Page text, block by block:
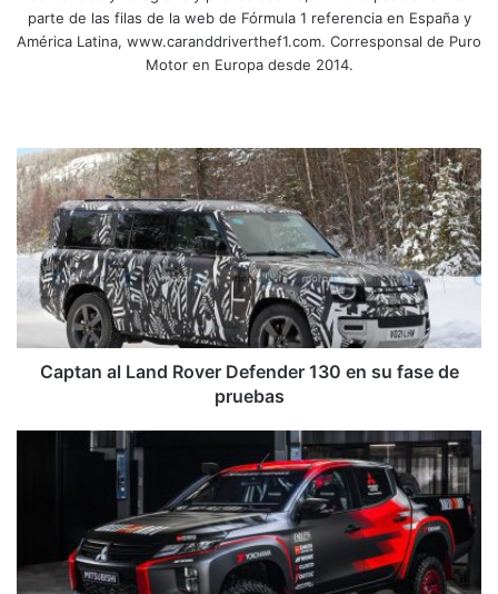
parte de las filas de la web de Fórmula 1 referencia en España y
América Latina, www.caranddriverthef1.com. Corresponsal de Puro
Motor en Europa desde 2014.
Captan
al
Land
Rover
Defender
130
en
fase
Captan al Land Rover Defender 130 en su fase de
pruebas
Rally